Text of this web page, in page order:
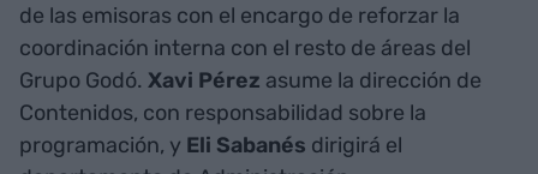
de las emisoras con el encargo de reforzar la
coordinación interna con el resto de áreas del
Grupo Godó. Xavi Pérez asume la dirección de
Contenidos, con responsabilidad sobre la
programación, y Eli Sabanés dirigirá el